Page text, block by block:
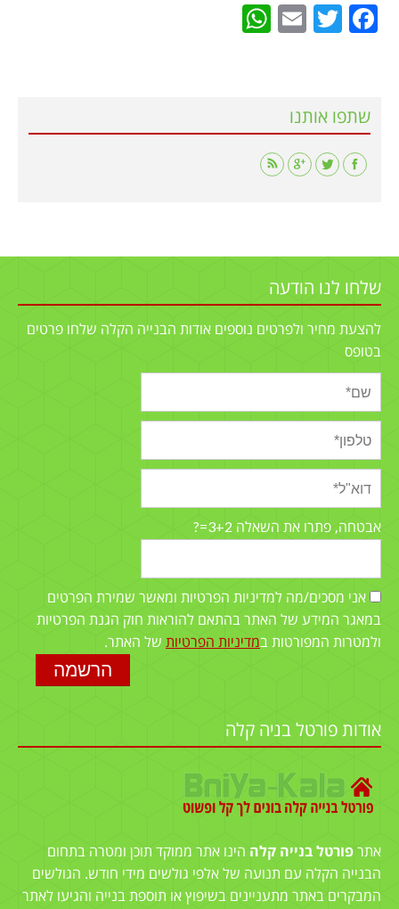
Facebook
Twitter
Email
שתפו אותנו
Find us on:
שלחו לנו הודעה
להצעת מחיר ולפרטים נוספים אודות הבנייה הקלה שלחו פרטים
בטופס
אבטחה, פתרו את השאלה 3+2=?
אני מסכים/מה למדיניות הפרטיות ומאשר שמירת הפרטים
במאגר המידע של האתר בהתאם להוראות חוק הגנת הפרטיות
ולמטרות המפורטות במדיניות הפרטיות של האתר.
אודות פורטל בניה קלה
אתר פורטל בנייה קלה הינו אתר ממוקד תוכן ומטרה בתחום
הבנייה הקלה עם תנועה של אלפי גולשים מידי חודש. הגולשים
המבקרים באתר מתעניינים בשיפוץ או תוספת בנייה והגיעו לאתר